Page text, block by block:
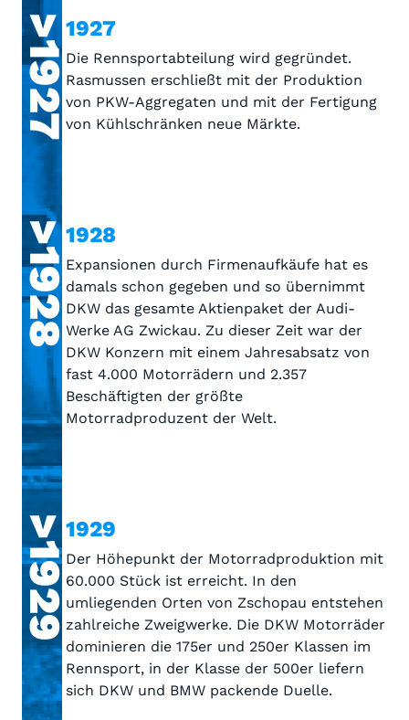
>19271927
Die Rennsportabteilung wird gegründet.
Rasmussen erschließt mit der Produktion
von PKW-Aggregaten und mit der Fertigung
von Kühlschränken neue Märkte.
>19281928
Expansionen durch Firmenaufkäufe hat es
damals schon gegeben und so übernimmt
DKW das gesamte Aktienpaket der Audi-
Werke AG Zwickau. Zu dieser Zeit war der
DKW Konzern mit einem Jahresabsatz von
fast 4.000 Motorrädern und 2.357
Beschäftigten der größte
Motorradproduzent der Welt.
>19291929
Der Höhepunkt der Motorradproduktion mit
60.000 Stück ist erreicht. In den
umliegenden Orten von Zschopau entstehen
zahlreiche Zweigwerke. Die DKW Motorräder
dominieren die 175er und 250er Klassen im
Rennsport, in der Klasse der 500er liefern
sich DKW und BMW packende Duelle.